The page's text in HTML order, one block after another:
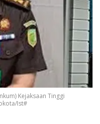
Kejaksaan Tinggi
Ist#